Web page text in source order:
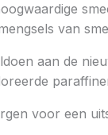
van
aan de
voor een